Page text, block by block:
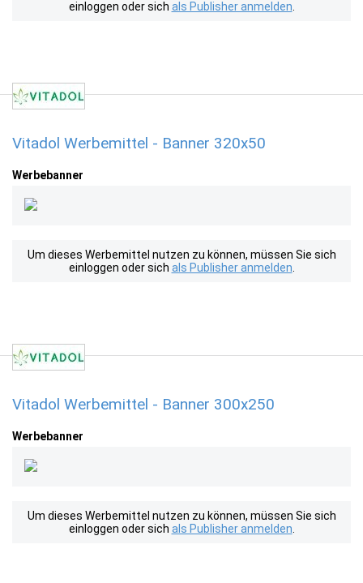
einloggen oder sich als Publisher anmelden
Vitadol Werbemittel - Banner 320x50
Werbebanner
Um dieses Werbemittel nutzen zu können, müssen Sie sich
einloggen oder sich als Publisher anmelden
Vitadol Werbemittel - Banner 300x250
Werbebanner
Um dieses Werbemittel nutzen zu können, müssen Sie sich
einloggen oder sich als Publisher anmelden